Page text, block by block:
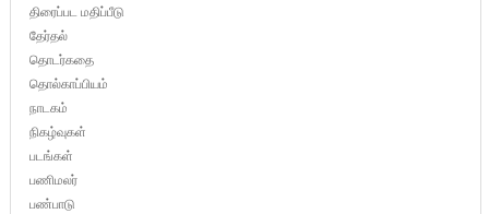
திரைப்பட மதிப்பீடு
தேர்தல்
தொடர்கதை
தொல்காப்பியம்
நாடகம்
நிகழ்வுகள்
படங்கள்
பணிமலர்
பண்பாடு